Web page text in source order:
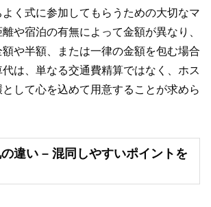
く式に参加してもらうための大切なマ
や宿泊の有無によって金額が異なり、
や半額、または一律の金額を包む場合
は、単なる交通費精算ではなく、ホス
して心を込めて用意することが求めら
違い – 混同しやすいポイントを